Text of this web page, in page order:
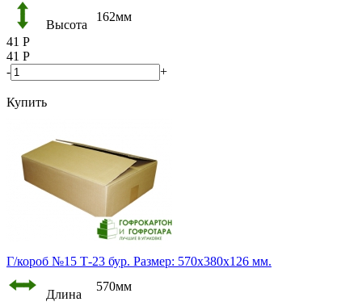
Высота
162мм
41 Р
41 Р
-
+
Купить
Г/короб №15 Т-23 бур. Размер: 570х380х126 мм.
Длина
570мм